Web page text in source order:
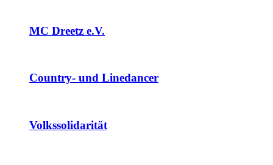
MC Dreetz e.V.
Country- und Linedancer
Volkssolidarität